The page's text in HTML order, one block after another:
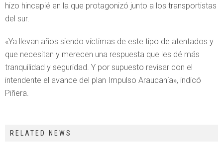
hizo hincapié en la que protagonizó junto a los transportistas
del sur.
«Ya llevan años siendo víctimas de este tipo de atentados y
que necesitan y merecen una respuesta que les dé más
tranquilidad y seguridad. Y por supuesto revisar con el
intendente el avance del plan Impulso Araucanía», indicó
Piñera.
RELATED NEWS